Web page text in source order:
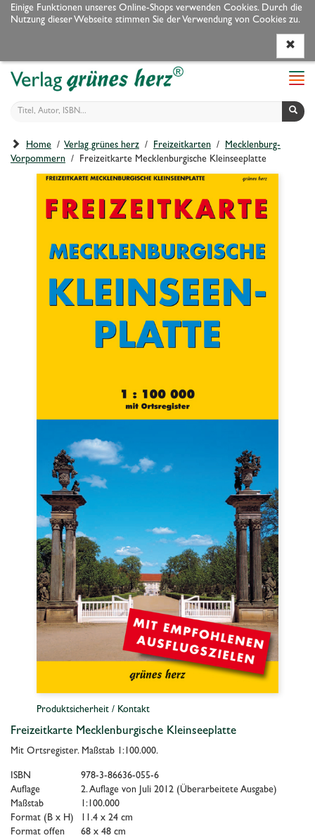
Einige Funktionen unseres Online-Shops verwenden Cookies. Durch die
Nutzung dieser Webseite stimmen Sie der Verwendung von Cookies zu.
Home / Verlag grünes herz / Freizeitkarten / Mecklenburg-
Vorpommern / Freizeitkarte Mecklenburgische Kleinseeplatte
Produktsicherheit / Kontakt
Freizeitkarte Mecklenburgische Kleinseeplatte
Mit Ortsregister. Maßstab 1:100.000.
ISBN
978-3-86636-055-6
Auflage
2. Auflage von Juli 2012 (Überarbeitete Ausgabe)
Maßstab
1:100.000
Format (B x H)
11.4 x 24 cm
Format offen
68 x 48 cm